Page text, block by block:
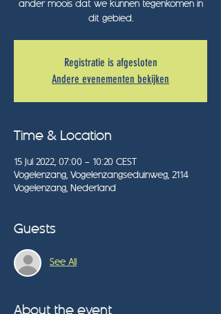
ander moois dat we kunnen tegenkomen in
dit gebied.
Registratie is afgesloten
Andere evenementen bekijken
Time & Location
15 Jul 2022, 07:00 – 10:20 CEST
Vogelenzang, Vogelenzangseduinweg, 2114
Vogelenzang, Nederland
Guests
See All
About the event